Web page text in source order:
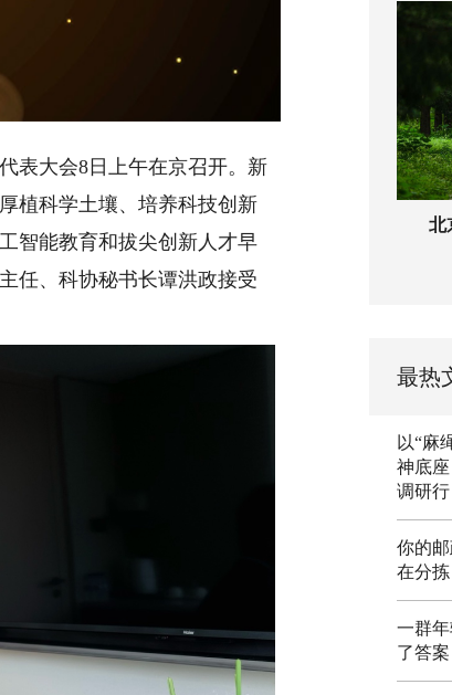
大会8日上午在京召开。新
植科学土壤、培养科技创新
智能教育和拔尖创新人才早
任、科协秘书长谭洪政接受
北
最热
以“麻
神底
调研行
你的
在分拣
一群
了答案